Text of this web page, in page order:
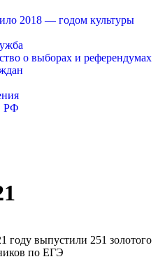
2018 — годом культуры
о выборах и референдумах
РФ
выпустили 251 золотого
по ЕГЭ